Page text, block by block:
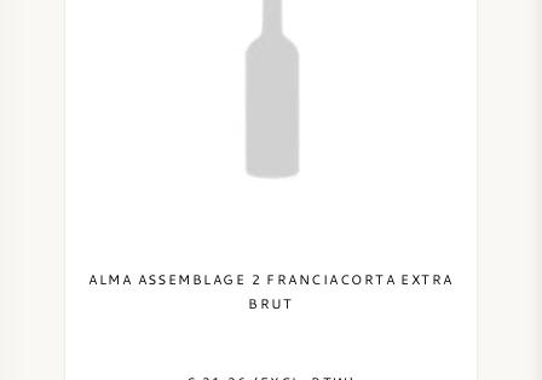
ALMA ASSEMBLAGE 2 FRANCIACORTA EXTRA
BRUT